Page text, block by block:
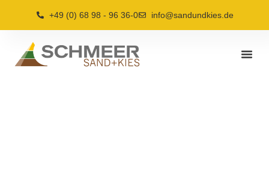
+49 (0) 68 98 - 96 36-0 info@sandundkies.de